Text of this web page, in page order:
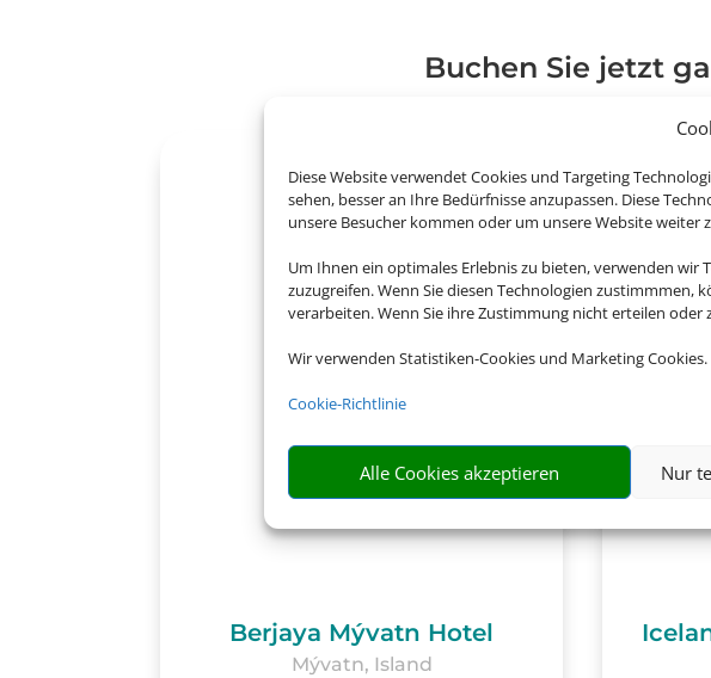
Diese Website verwendet Cookies und Targeting
sehen, besser an Ihre Bedürfnisse anzupassen. Diese
unsere Besucher kommen oder um unsere Website weiter
Um Ihnen ein optimales Erlebnis zu bieten, verwenden
zuzugreifen. Wenn Sie diesen Technologien zustimmmen,
verarbeiten. Wenn Sie ihre Zustimmung nicht erteilen
Wir verwenden Statistiken-Cookies und Marketing Cookies.
Cookie-Richtlinie
Alle Cookies akzeptieren Nur
​Buchen Sie jetzt
Berjaya Mývatn Hotel
Mývatn, Island